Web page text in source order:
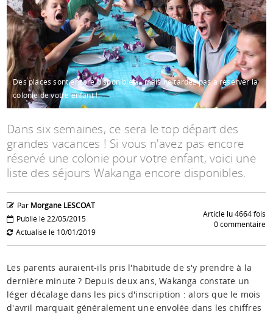
Espace anims
Des places sont encore disponibles... mais ne tardez pas à réserver la
colonie de votre enfant !
Dans six semaines, ce sera le top départ des
grandes vacances ! Si vous n'avez pas encore
réservé une colonie pour votre enfant, voici une
liste des séjours Wakanga encore disponibles.
Par Morgane LESCOAT
Publié le 22/05/2015
Actualisé le 10/01/2019
Article lu 4664 fois
0 commentaire
Les parents auraient-ils pris l'habitude de s'y prendre à la
dernière minute ? Depuis deux ans, Wakanga constate un
léger décalage dans les pics d'inscription : alors que le mois
d'avril marquait généralement une envolée dans les chiffres